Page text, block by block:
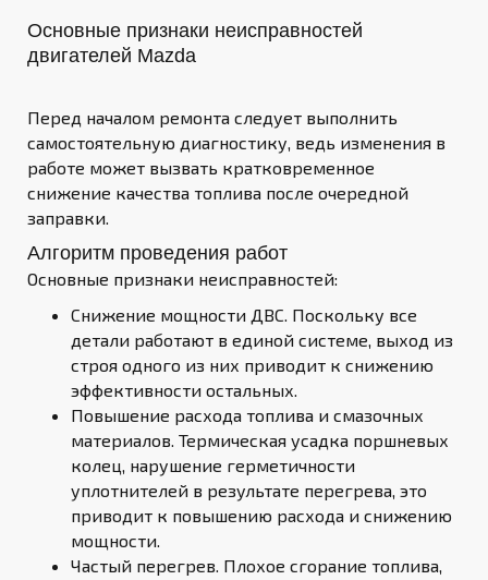
Основные признаки неисправностей
двигателей Mazda
Перед началом ремонта следует выполнить
самостоятельную диагностику, ведь изменения в
работе может вызвать кратковременное
снижение качества топлива после очередной
заправки.
Алгоритм проведения работ
Основные признаки неисправностей:
Снижение мощности ДВС. Поскольку все
детали работают в единой системе, выход из
строя одного из них приводит к снижению
эффективности остальных.
Повышение расхода топлива и смазочных
материалов. Термическая усадка поршневых
колец, нарушение герметичности
уплотнителей в результате перегрева, это
приводит к повышению расхода и снижению
мощности.
Частый перегрев. Плохое сгорание топлива,